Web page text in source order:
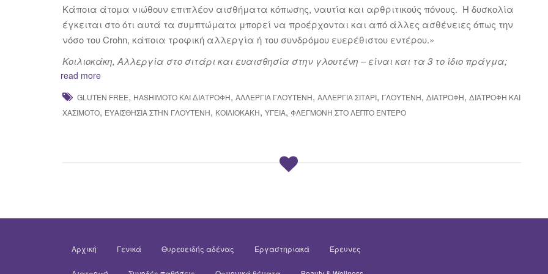
Κάποια άτομα νιώθουν επιπλέον αισθήματα κόπωσης, ναυτία και αρθριτικούς πόνους. Η δυσκολία
έγκειται στο ότι αυτά τα συμπτώματα μπορεί να προέρχονται και από άλλες ασθένειες όπως την
νόσο του Crohn, κάποια τροφική αλλεργία ή του συνδρόμου ευερέθιστου εντέρου.»
Κοιλιοκάκη, Αλλεργία στο σιτάρι και ευαισθησία στην γλουτένη – είναι και τα 3 το ίδιο πράγμα;
read more
GLUTEN FREE, HASHIMOTO ΚΑΙ ΔΙΑΤΡΟΦΉ, ΑΛΛΕΡΓΊΑ ΓΛΟΥΤΈΝΗ, ΑΛΛΕΡΓΊΑ ΣΙΤΑΡΙ, ΓΛΟΥΤΈΝΗ, ΔΙΑΤΡΟΦΉ, ΔΙΑΤΡΟΦΉ ΚΑΙ
ΧΑΣΙΜΌΤΟ, ΕΥΑΙΣΘΗΣΊΑ ΣΤΗΝ ΓΛΟΥΤΈΝΗ, ΚΟΙΛΙΟΚΆΚΗ, ΥΓΕΊΑ, ΦΛΕΓΜΟΝΉ ΣΤΟ ΛΕΠΤΌ ΈΝΤΕΡΟ
Αρχική Γενικά Θυρεοειδής αδένας Εργαστηριακά Έρευνες